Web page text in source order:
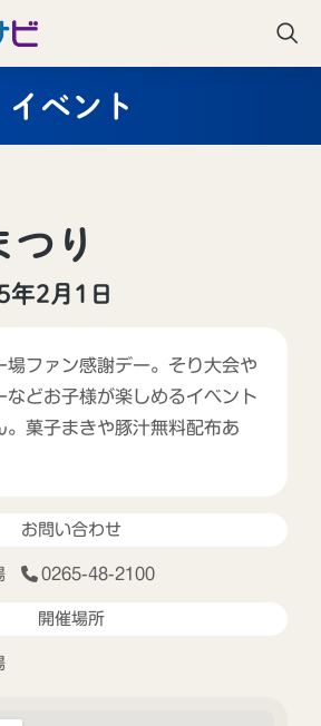
イベント
つり
2月1日
場ファン感謝デー。そり大会や
などお子様が楽しめるイベント
。菓子まきや豚汁無料配布あ
お問い合わせ
0265-48-2100
開催場所